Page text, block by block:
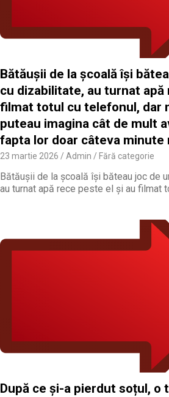
Bătăușii de la școală își
cu dizabilitate, au turnat apă
filmat totul cu telefonul, dar
puteau imagina cât de mult
fapta lor doar câteva minute
23 martie 2026 Admin Fără categorie
Bătăușii de la școală își băteau joc de
au turnat apă rece peste el și au filmat
După ce și-a pierdut soțul, o